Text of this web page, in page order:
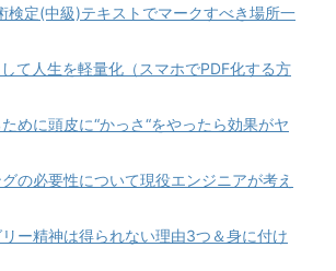
検定(中級)テキストでマークすべき場所一
て人生を軽量化（スマホでPDF化する方
めに頭皮に“かっさ“をやったら効果がヤ
の必要性について現役エンジニアが考え
ー精神は得られない理由3つ＆身に付け